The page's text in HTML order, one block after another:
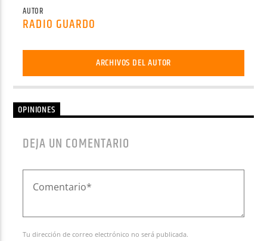
AUTOR
RADIO GUARDO
ARCHIVOS DEL AUTOR
OPINIONES
DEJA UN COMENTARIO
Tu dirección de correo electrónico no será publicada.